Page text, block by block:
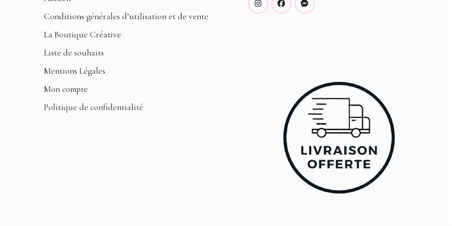
Conditions générales d’utilisation et de vente
La Boutique Créative
Liste de souhaits
Mentions Légales
Mon compte
Politique de confidentialité